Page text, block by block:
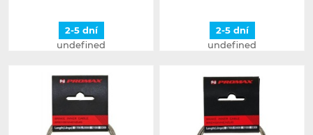
2-5 dní
undefined
2-5 dní
undefined